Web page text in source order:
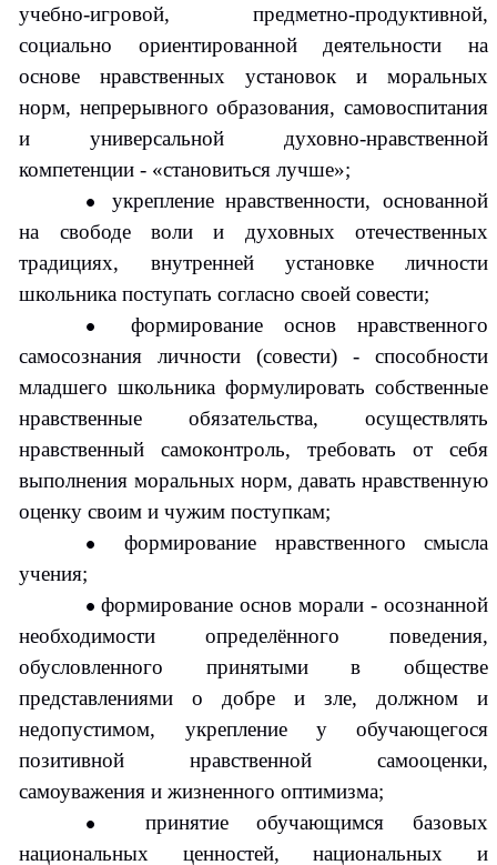
учебно-игровой, предметно-продуктивной,
социально ориентированной деятельности на
основе нравственных установок и моральных
норм, непрерывного образования, самовоспитания
и универсальной духовно-нравственной
компетенции - «становиться лучше»;
укрепление нравственности, основанной
на свободе воли и духовных отечественных
традициях, внутренней установке личности
школьника поступать согласно своей совести;
формирование основ нравственного
самосознания личности (совести) - способности
младшего школьника формулировать собственные
нравственные обязательства, осуществлять
нравственный самоконтроль, требовать от себя
выполнения моральных норм, давать нравственную
оценку своим и чужим поступкам;
формирование нравственного смысла
учения;
формирование основ морали - осознанной
необходимости определённого поведения,
обусловленного принятыми в обществе
представлениями о добре и зле, должном и
недопустимом, укрепление у обучающегося
позитивной нравственной самооценки,
самоуважения и жизненного оптимизма;
принятие обучающимся базовых
национальных ценностей, национальных и